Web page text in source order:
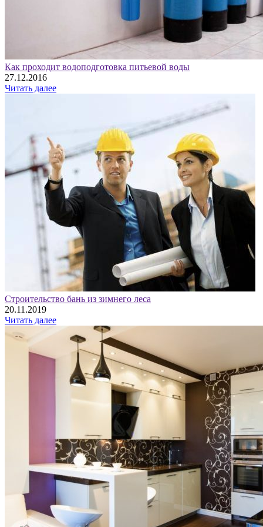
Как проходит водоподготовка питьевой воды
27.12.2016
Читать далее
Строительство бань из зимнего леса
20.11.2019
Читать далее